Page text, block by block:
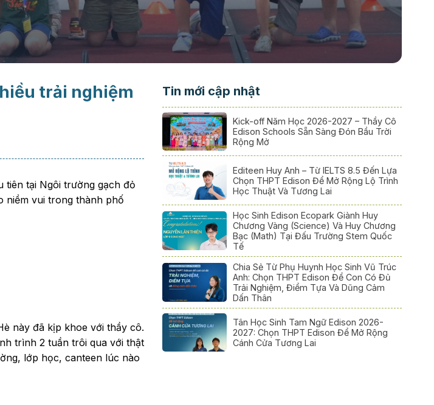
trải nghiệm
tiên tại Ngôi trường gạch đỏ
niềm vui trong thành phố
này đã kịp khoe với thầy cô.
trình 2 tuần trôi qua với thật
lớp học, canteen lúc nào
Tin mới cập nhật
Kick-off Năm Học 2026-2027 – Thầy Cô
Edison Schools Sẵn Sàng Đón Bầu Trời
Rộng Mở
Editeen Huy Anh – Từ IELTS 8.5 Đến Lựa
Chọn THPT Edison Để Mở Rộng Lộ Trình
Học Thuật Và Tương Lai
Học Sinh Edison Ecopark Giành Huy
Chương Vàng (Science) Và Huy Chương
Bạc (Math) Tại Đấu Trường Stem Quốc
Tế
Chia Sẻ Từ Phụ Huynh Học Sinh Vũ Trúc
Anh: Chọn THPT Edison Để Con Có Đủ
Trải Nghiệm, Điểm Tựa Và Dũng Cảm
Dấn Thân
Tân Học Sinh Tam Ngữ Edison 2026-
2027: Chọn THPT Edison Để Mở Rộng
Cánh Cửa Tương Lai